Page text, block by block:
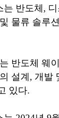
는 반도체,
물류 솔루
반도체 웨
설계, 개발
있다.